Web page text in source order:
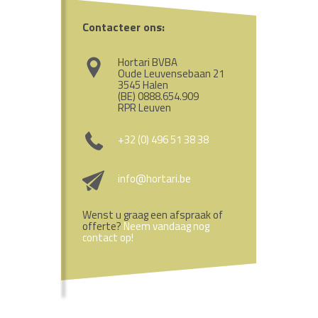
Contacteer ons:
Hortari BVBA
Oude Leuvensebaan 21
3545 Halen
(BE) 0888.654.909
RPR Leuven
+32 (0) 496 51 38 38
info@hortari.be
Wenst u graag een afspraak of
offerte? Neem vandaag nog
contact op!